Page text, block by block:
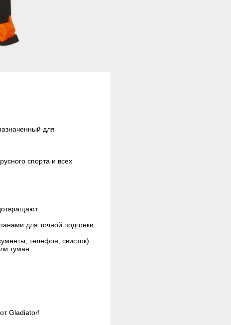
для
спорта и всех
для точной подгонки
телефон, свисток).
туман.
Gladiator!